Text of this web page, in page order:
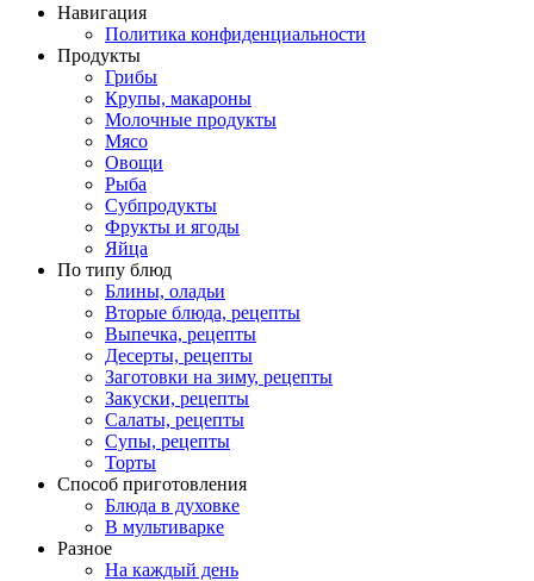
Навигация
Политика конфиденциальности
Продукты
Грибы
Крупы, макароны
Молочные продукты
Мясо
Овощи
Рыба
Субпродукты
Фрукты и ягоды
Яйца
По типу блюд
Блины, оладьи
Вторые блюда, рецепты
Выпечка, рецепты
Десерты, рецепты
Заготовки на зиму, рецепты
Закуски, рецепты
Салаты, рецепты
Супы, рецепты
Торты
Способ приготовления
Блюда в духовке
В мультиварке
Разное
На каждый день